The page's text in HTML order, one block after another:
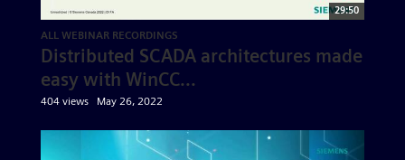
29:50
ALL WEBINAR RECORDINGS
Distributed SCADA architectures made
easy with WinCC...
404 views May 26, 2022